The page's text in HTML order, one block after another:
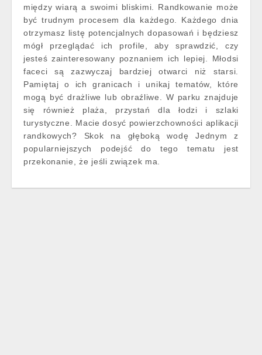
między wiarą a swoimi bliskimi. Randkowanie może
być trudnym procesem dla każdego. Każdego dnia
otrzymasz listę potencjalnych dopasowań i będziesz
mógł przeglądać ich profile, aby sprawdzić, czy
jesteś zainteresowany poznaniem ich lepiej. Młodsi
faceci są zazwyczaj bardziej otwarci niż starsi.
Pamiętaj o ich granicach i unikaj tematów, które
mogą być drażliwe lub obraźliwe. W parku znajduje
się również plaża, przystań dla łodzi i szlaki
turystyczne. Macie dosyć powierzchowności aplikacji
randkowych? Skok na głęboką wodę Jednym z
popularniejszych podejść do tego tematu jest
przekonanie, że jeśli związek ma.